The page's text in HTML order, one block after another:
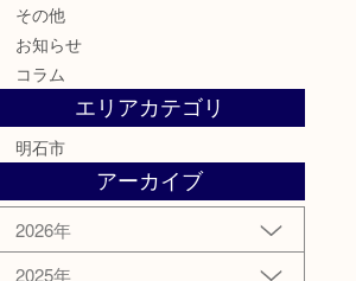
その他
お知らせ
コラム
エリアカテゴリ
明石市
アーカイブ
2026年
2025年